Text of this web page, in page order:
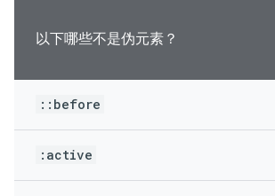
以下哪些不是伪元素？
::before
:active